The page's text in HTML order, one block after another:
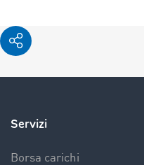
Servizi
Borsa carichi